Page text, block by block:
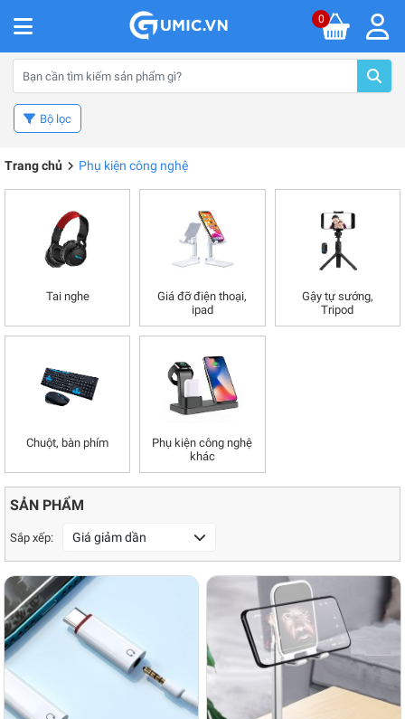
0
Bộ lọc
Trang chủ Phụ kiện công nghệ
Tai nghe
Giá đỡ điện thoại,
ipad
Gậy tự sướng,
Tripod
Chuột, bàn phím
Phụ kiện công nghệ
khác
SẢN PHẨM
Sắp xếp: Giá giảm dần